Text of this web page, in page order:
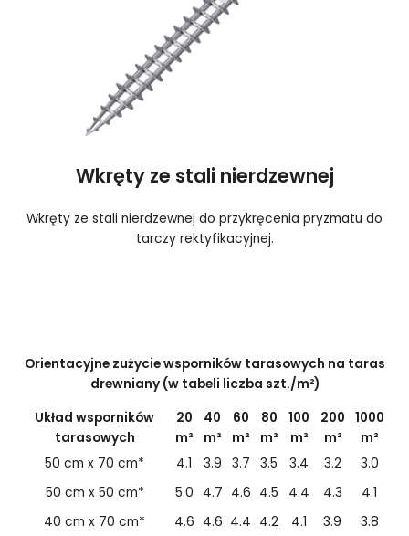
Wkręty ze stali nierdzewnej
Wkręty ze stali nierdzewnej do przykręcenia pryzmatu do
tarczy rektyfikacyjnej.
Orientacyjne zużycie wsporników tarasowych na taras
drewniany (w tabeli liczba szt./m²)
Układ wsporników
tarasowych
20
m²
40
m²
60
m²
80
m²
100
m²
200
m²
1000
m²
50 cm x 70 cm*
4.1 3.9 3.7 3.5 3.4 3.2
3.0
50 cm x 50 cm*
5.0 4.7 4.6 4.5 4.4 4.3
4.1
40 cm x 70 cm*
4.6 4.6 4.4 4.2 4.1 3.9
3.8